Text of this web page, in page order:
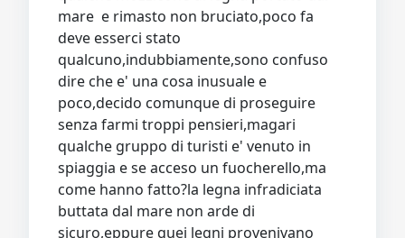
mare e rimasto non bruciato,poco fa
deve esserci stato
qualcuno,indubbiamente,sono confuso
dire che e' una cosa inusuale e
poco,decido comunque di proseguire
senza farmi troppi pensieri,magari
qualche gruppo di turisti e' venuto in
spiaggia e se acceso un fuocherello,ma
come hanno fatto?la legna infradiciata
buttata dal mare non arde di
sicuro,eppure quei legni provenivano